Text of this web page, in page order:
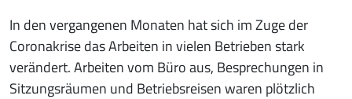
In den vergangenen Monaten hat sich im Zuge der
Coronakrise das Arbeiten in vielen Betrieben stark
verändert. Arbeiten vom Büro aus, Besprechungen in
Sitzungsräumen und Betriebsreisen waren plötzlich